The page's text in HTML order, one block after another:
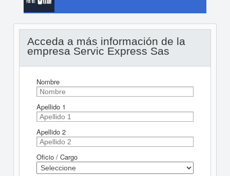
Acceda a más información de la
empresa Servic Express Sas
Nombre
Apellido 1
Apellido 2
Oficio / Cargo